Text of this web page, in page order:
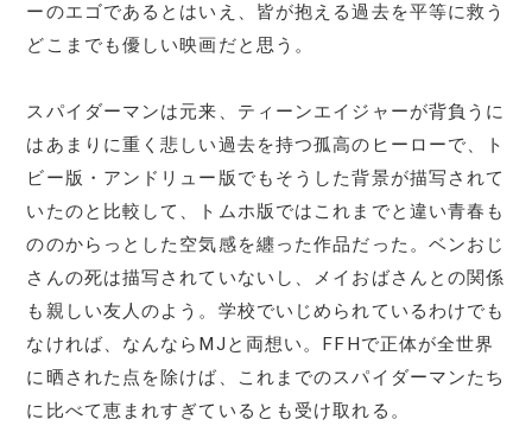
ーのエゴであるとはいえ、皆が抱える過去を平等に救う
どこまでも優しい映画だと思う。
スパイダーマンは元来、ティーンエイジャーが背負うに
はあまりに重く悲しい過去を持つ孤高のヒーローで、ト
ビー版・アンドリュー版でもそうした背景が描写されて
いたのと比較して、トムホ版ではこれまでと違い青春も
ののからっとした空気感を纏った作品だった。ベンおじ
さんの死は描写されていないし、メイおばさんとの関係
も親しい友人のよう。学校でいじめられているわけでも
なければ、なんならMJと両想い。FFHで正体が全世界
に晒された点を除けば、これまでのスパイダーマンたち
に比べて恵まれすぎているとも受け取れる。